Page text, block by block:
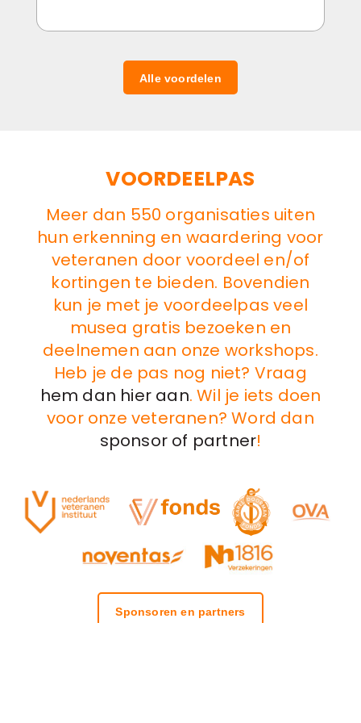
Alle voordelen
VOORDEELPAS
Meer dan 550 organisaties uiten
hun erkenning en waardering voor
veteranen door voordeel en/of
kortingen te bieden. Bovendien
kun je met je voordeelpas veel
musea gratis bezoeken en
deelnemen aan onze workshops.
Heb je de pas nog niet? Vraag
hem dan hier aan. Wil je iets doen
voor onze veteranen? Word dan
sponsor of partner!
Sponsoren en partners